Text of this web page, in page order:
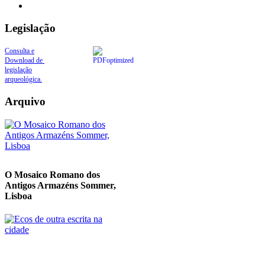
Legislação
Consulta e
Download de
legislação
arqueológica.
Arquivo
O Mosaico Romano dos
Antigos Armazéns Sommer,
Lisboa